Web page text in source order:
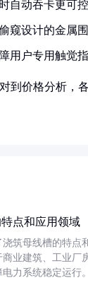
自动吞卡更可
偷窥设计的金属
障用户专用触觉
到价格分析，
点和应用领域
筑母线槽的特点
商业建筑、工业厂
力系统稳定运行。